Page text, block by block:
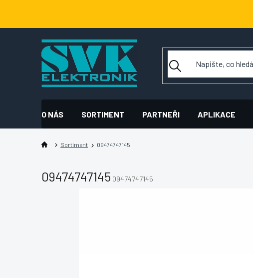
obsah
O NÁS SORTIMENT PARTNEŘI APLIKACE
Sortiment 09474747145
09474747145 09474747145